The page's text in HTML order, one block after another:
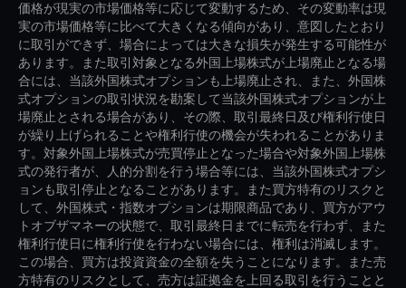
価格が現実の市場価格等に応じて変動するため、その変動率は現
実の市場価格等に比べて大きくなる傾向があり、意図したとおり
に取引ができず、場合によっては大きな損失が発生する可能性が
あります。また取引対象となる外国上場株式が上場廃止となる場
合には、当該外国株式オプションも上場廃止され、また、外国株
式オプションの取引状況を勘案して当該外国株式オプションが上
場廃止とされる場合があり、その際、取引最終日及び権利行使日
が繰り上げられることや権利行使の機会が失われることがありま
す。対象外国上場株式が売買停止となった場合や対象外国上場株
式の発行者が、人的分割を行う場合等には、当該外国株式オプシ
ョンも取引停止となることがあります。また買方特有のリスクと
して、外国株式・指数オプションは期限商品であり、買方がアウ
トオブザマネーの状態で、取引最終日までに転売を行わず、また
権利行使日に権利行使を行わない場合には、権利は消滅します。
この場合、買方は投資資金の全額を失うことになります。また売
方特有のリスクとして、売方は証拠金を上回る取引を行うことと